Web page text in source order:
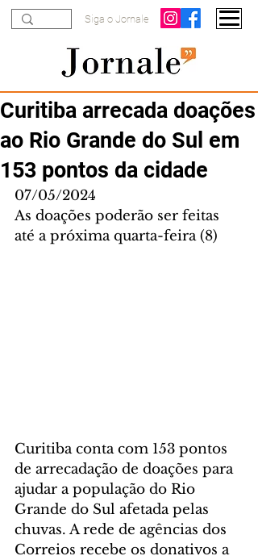
Siga o Jornale
Curitiba arrecada doações
ao Rio Grande do Sul em
153 pontos da cidade
07/05/2024
As doações poderão ser feitas
até a próxima quarta-feira (8)
Curitiba conta com 153 pontos
de arrecadação de doações para
ajudar a população do Rio
Grande do Sul afetada pelas
chuvas. A rede de agências dos
Correios recebe os donativos a